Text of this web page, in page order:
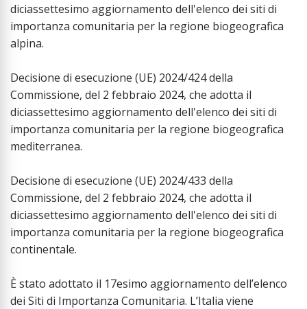
diciassettesimo aggiornamento dell'elenco dei siti di
importanza comunitaria per la regione biogeografica
alpina.
Decisione di esecuzione (UE) 2024/424 della
Commissione, del 2 febbraio 2024, che adotta il
diciassettesimo aggiornamento dell'elenco dei siti di
importanza comunitaria per la regione biogeografica
mediterranea.
Decisione di esecuzione (UE) 2024/433 della
Commissione, del 2 febbraio 2024, che adotta il
diciassettesimo aggiornamento dell'elenco dei siti di
importanza comunitaria per la regione biogeografica
continentale.
È stato adottato il 17esimo aggiornamento dell’elenco
dei Siti di Importanza Comunitaria. L’Italia viene